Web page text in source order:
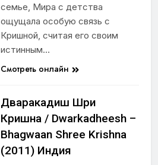
семье, Мира с детства
ощущала особую связь с
Кришной, считая его своим
истинным…
Смотреть онлайн
Дваракадиш Шри
Кришна / Dwarkadheesh –
Bhagwaan Shree Krishna
(2011) Индия